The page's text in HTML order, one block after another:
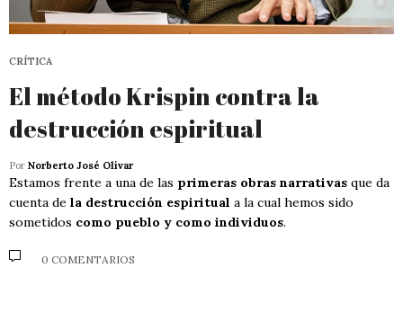
CRÍTICA
El método Krispin contra la
destrucción espiritual
Por Norberto José Olivar
Estamos frente a una de las primeras obras narrativas que da
cuenta de la destrucción espiritual a la cual hemos sido
sometidos como pueblo y como individuos.
0 COMENTARIOS